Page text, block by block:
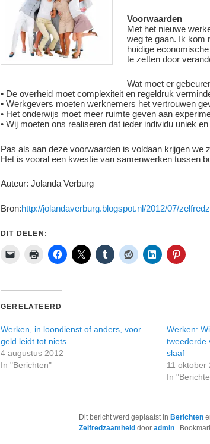
Voorwaarden
Met het nieuwe
weg te gaan. Ik kom
huidige
te zetten door
Wat moet er
• De overheid moet complexiteit en regeldruk
• Werkgevers moeten werknemers het vertrouwen
• Het onderwijs moet meer ruimte geven aan
• Wij moeten ons realiseren dat ieder individu uniek
Pas als aan deze voorwaarden is voldaan krijgen
Het is vooral een kwestie van samenwerken tussen
Auteur: Jolanda Verburg
Bron:http://jolandaverburg.blogspot.nl/2012/07/
DIT DELEN:
GERELATEERD
Werken, in loondienst of anders, voor
geld leidt tot niets
4 augustus 2012
In "Berichten"
Werken:
tweederde
slaaf
11 oktober
In
Dit bericht werd geplaatst in Berichten
Zelfredzaamheid door admin .